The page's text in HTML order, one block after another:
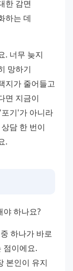
한 감면
하는 데
. 너무 늦지
망하기
지가 줄어들고
면 지금이
기'가 아니라
담 한 번이
.
야 하나요?
하나가 바로
점이에요.
본인이 유지